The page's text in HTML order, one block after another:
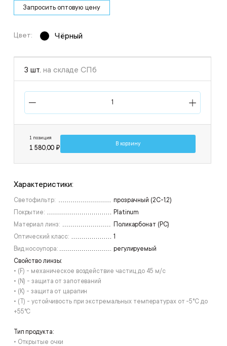
Запросить оптовую цену
Цвет: Чёрный
3 шт. на складе СПб
1 позиция
1 580,00 ₽
В корзину
Характеристики:
Светофильтр:
прозрачный (2С-1,2)
Покрытие:
Platinum
Материал линз:
Поликарбонат (РС)
Оптический класс:
1
Вид носоупора:
регулируемый
Свойство линзы:
• (F) - механическое воздействие частиц до 45 м/с
• (N) - защита от запотеваний
• (К) - защита от царапин
• (T) - устойчивость при экстремальных температурах от -5°С до
+55°С
Тип продукта:
• Открытые очки